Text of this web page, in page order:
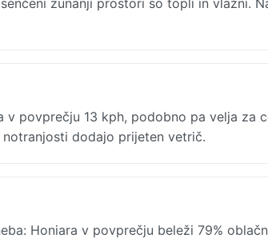
povprečju 13 kph, podobno pa velja za
dodajo prijeten vetrič.
Honiara v povprečju beleži 79%